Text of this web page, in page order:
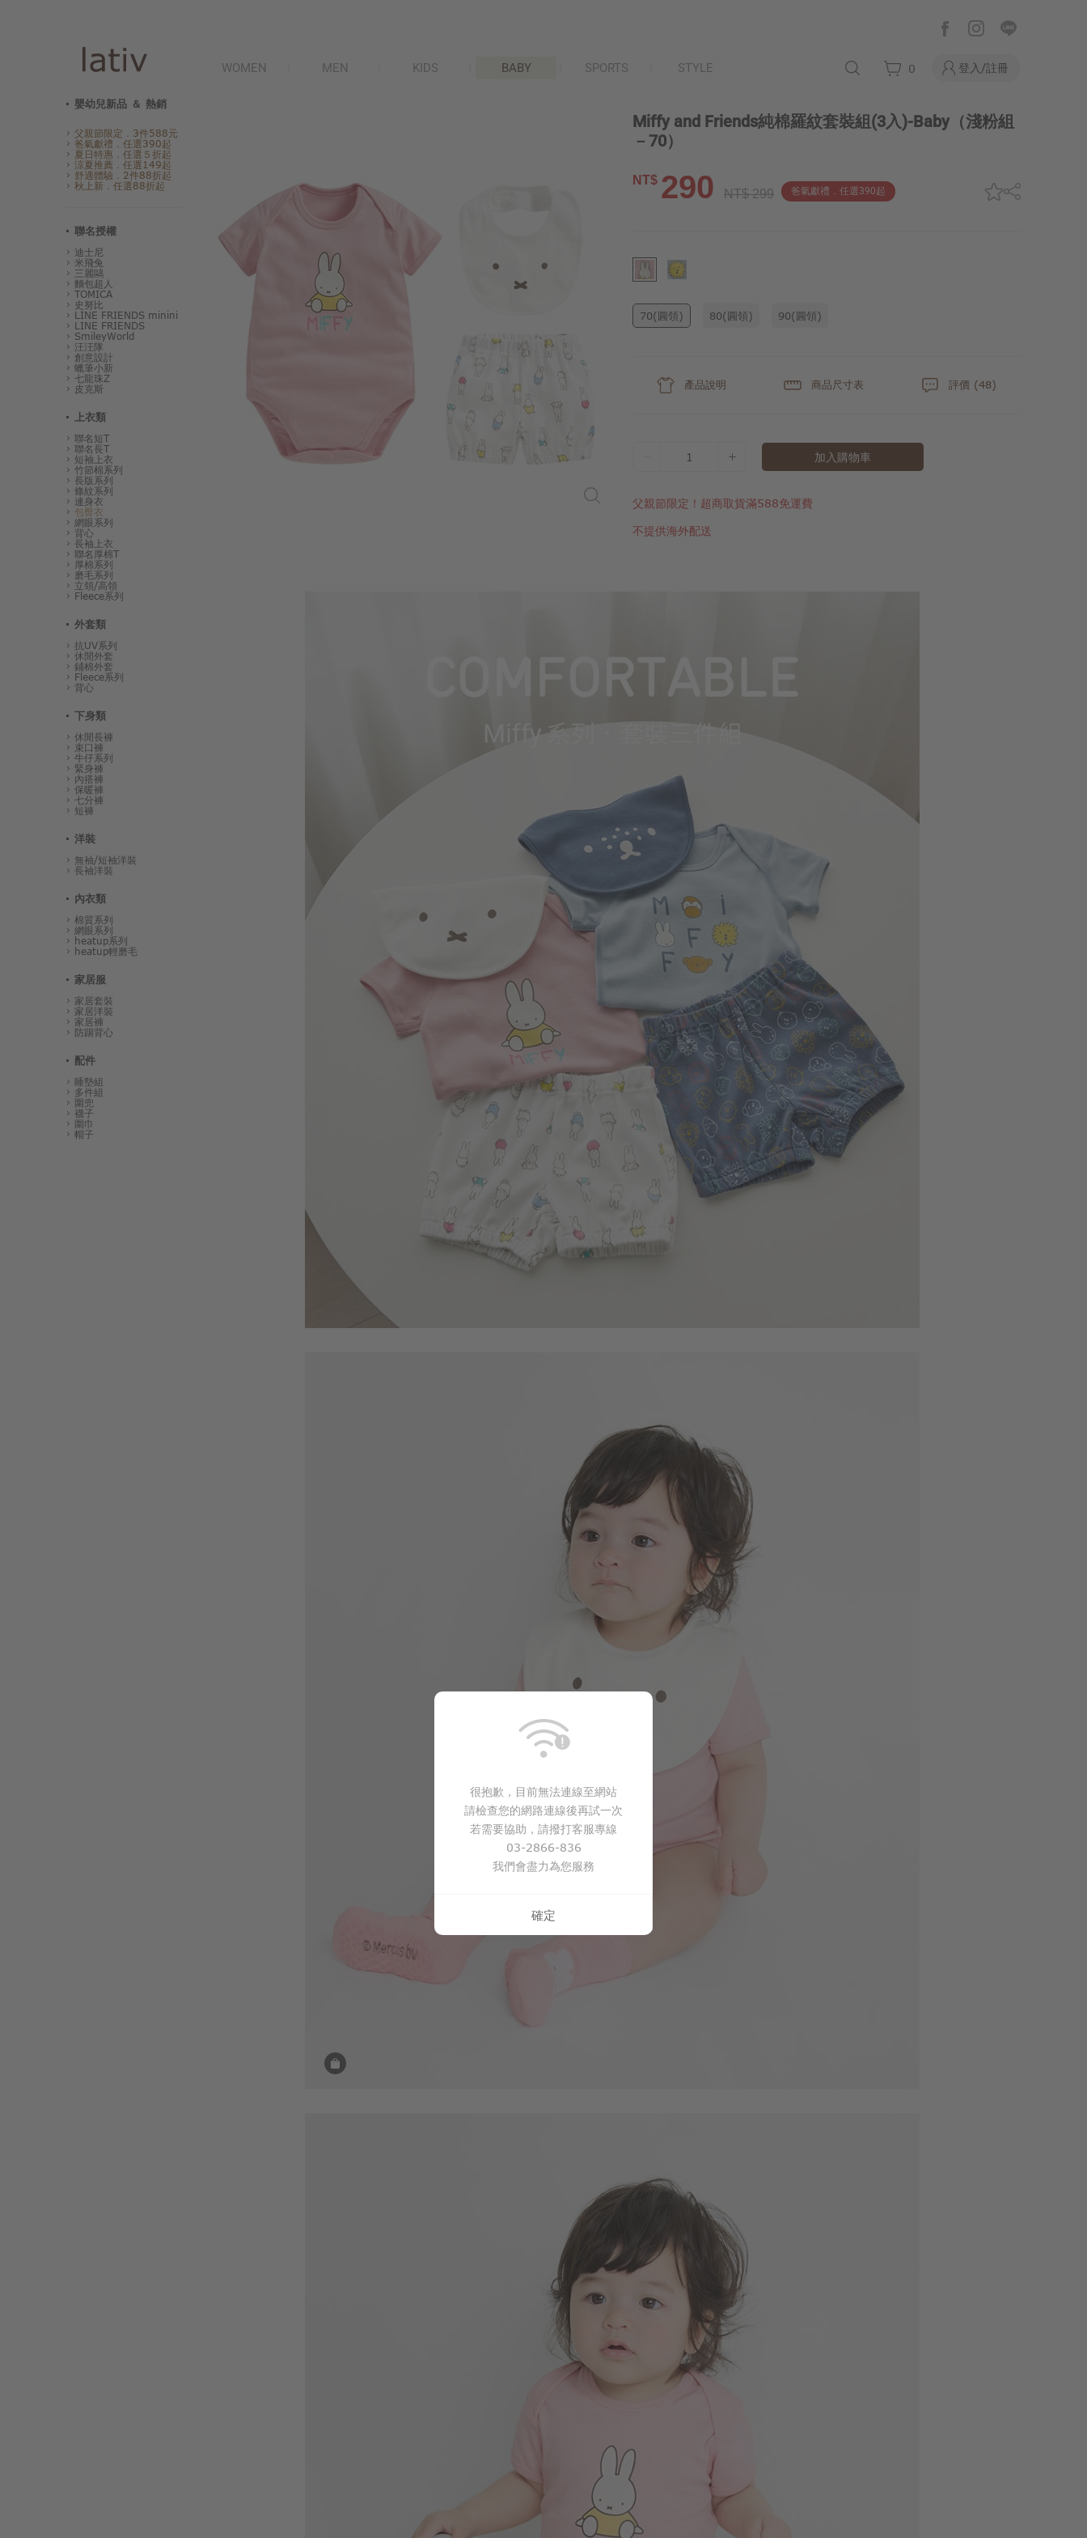
WOMEN MEN KIDS BABY SPORTS STYLE 0 登入/註冊
嬰幼兒新品 ＆ 熱銷
父親節限定．3件588元
爸氣獻禮．任選390起
夏日特惠．任選５折起
涼夏推薦．任選149起
舒適體驗．2件88折起
秋上新．任選88折起
聯名授權
迪士尼
米飛兔
三麗鷗
麵包超人
TOMICA
史努比
LINE FRIENDS minini
LINE FRIENDS
SmileyWorld
汪汪隊
創意設計
蠟筆小新
七龍珠Z
皮克斯
上衣類
聯名短T
聯名長T
短袖上衣
竹節棉系列
長版系列
條紋系列
連身衣
包臀衣
網眼系列
背心
長袖上衣
聯名厚棉T
厚棉系列
磨毛系列
立領/高領
Fleece系列
外套類
抗UV系列
休閒外套
鋪棉外套
Fleece系列
背心
下身類
休閒長褲
束口褲
牛仔系列
緊身褲
內搭褲
保暖褲
七分褲
短褲
洋裝
無袖/短袖洋裝
長袖洋裝
內衣類
棉質系列
網眼系列
heatup系列
heatup輕磨毛
家居服
家居套裝
家居洋裝
家居褲
防踢背心
配件
睡墊組
多件組
圍兜
襪子
圍巾
帽子
Miffy and Friends純棉羅紋套裝組(3入)-Baby （淺粉組
－70）
NT$ 290 NT$ 299 爸氣獻禮．任選390起
70(圓領) 80(圓領) 90(圓領)
產品說明 商品尺寸表 評價 (48)
1 加入購物車
父親節限定！超商取貨滿588免運費
不提供海外配送
很抱歉，目前無法連線至網站
請檢查您的網路連線後再試一次
若需要協助，請撥打客服專線
03-2866-836
我們會盡力為您服務
確定